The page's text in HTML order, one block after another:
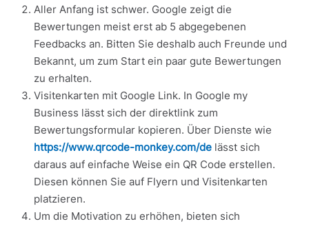
Aller Anfang ist schwer. Google zeigt die
Bewertungen meist erst ab 5 abgegebenen
Feedbacks an. Bitten Sie deshalb auch Freunde und
Bekannt, um zum Start ein paar gute Bewertungen
zu erhalten.
Visitenkarten mit Google Link. In Google my
Business lässt sich der direktlink zum
Bewertungsformular kopieren. Über Dienste wie
https://www.qrcode-monkey.com/delässt sich
daraus auf einfache Weise ein QR Code erstellen.
Diesen können Sie auf Flyern und Visitenkarten
platzieren.
Um die Motivation zu erhöhen, bieten sich